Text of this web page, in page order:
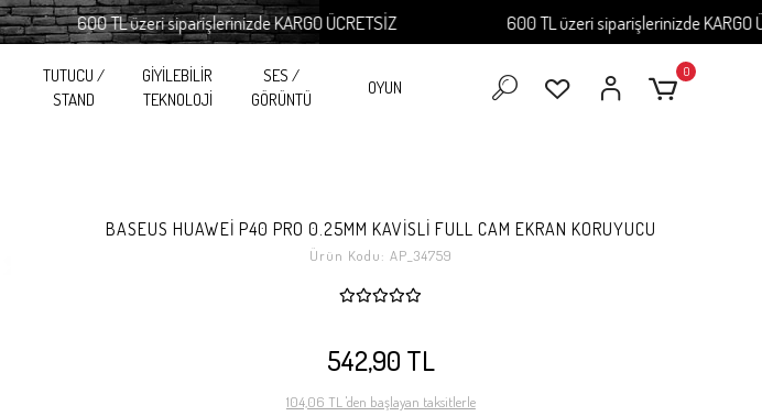
600 TL üzeri siparişlerinizde KARGO ÜCRETSİZ 600 TL üzeri siparişlerinizde KARGO
TUTUCU /
STAND
GİYİLEBİLİR
TEKNOLOJİ
SES /
GÖRÜNTÜ
OYUN
0
BASEUS HUAWEİ P40 PRO 0.25MM KAVİSLİ FULL CAM EKRAN KORUYUCU
Ürün Kodu: AP_34759
542,90 TL
104,06 TL 'den başlayan taksitlerle